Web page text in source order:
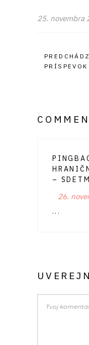
25. novembra
PRÍSPEVOK
–
26.
...